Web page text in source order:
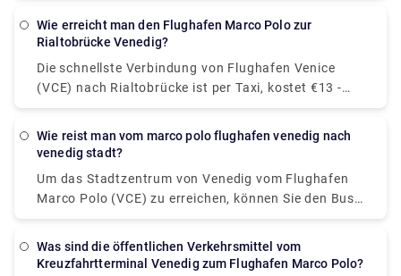
bewundern können. Markusplatz. Einige der
beliebtesten sind: 1. Denkmäler - San Marco Area. 2.
Der Dogenpalast. Denkmäler - Bereich San Marco. 3.
Der Canal Grande. Denkmäler und
Sehenswürdigkeiten rund um Venedig. 4.Die
Accademia-Brücke. Denkmäler - Accademia-Bereich.
6.Die Scalzi-Brücke. 7.Der Cà d'Oro-Palast. 8.Die
Seufzerbrücke.
Wie erreicht man den Flughafen Marco Polo zur
Rialtobrücke Venedig?
Die schnellste Verbindung von Flughafen Venice
(VCE) nach Rialtobrücke ist per Taxi, kostet €13 -
€17 und dauert 14 Min.. Gibt es eine direkte
und Rialtobrücke? Ja, es gibt einen Direkt-Bus ab
wie reist man vom marco polo flughafen venedig nach
venedig stadt?
Um das Stadtzentrum von Venedig vom Flughafen
Marco Polo (VCE) zu erreichen, können Sie den Bus
Nr. 5 nehmen, der von Actv betrieben wird. Der Bus
von Venedig und die Busse fahren montags bis
Was sind die öffentlichen Verkehrsmittel vom
Kreuzfahrtterminal Venedig zum Flughafen Marco Polo?